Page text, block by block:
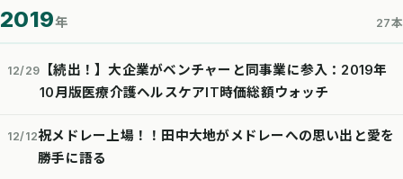
2019年 27本
12/29
【続出！】大企業がベンチャーと同事業に参入：2019年
10月版医療介護ヘルスケアIT時価総額ウォッチ
12/12祝メドレー上場！！田中大地がメドレーへの思い出と愛を
勝手に語る